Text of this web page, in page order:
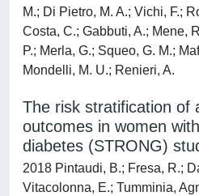
M.; Di Pietro, M. A.; Vichi, F.;
Costa, C.; Gabbuti, A.; Mene,
P.; Merla, G.; Squeo, G. M.;
Mondelli, M. U.; Renieri, A.
The risk stratification of
outcomes in women
diabetes (STRONG)
2018 Pintaudi, B.; Fresa, R.;
Vitacolonna, E.; Tumminia,